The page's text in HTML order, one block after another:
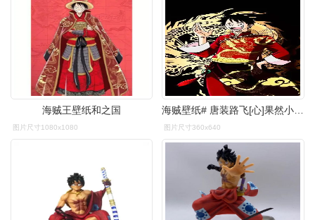
海贼王壁纸和之国
图片尺寸1080x1080 图片尺寸360x640